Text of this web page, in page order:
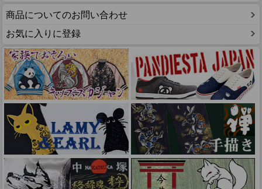
商品についてのお問い合わせ
お気に入りに登録